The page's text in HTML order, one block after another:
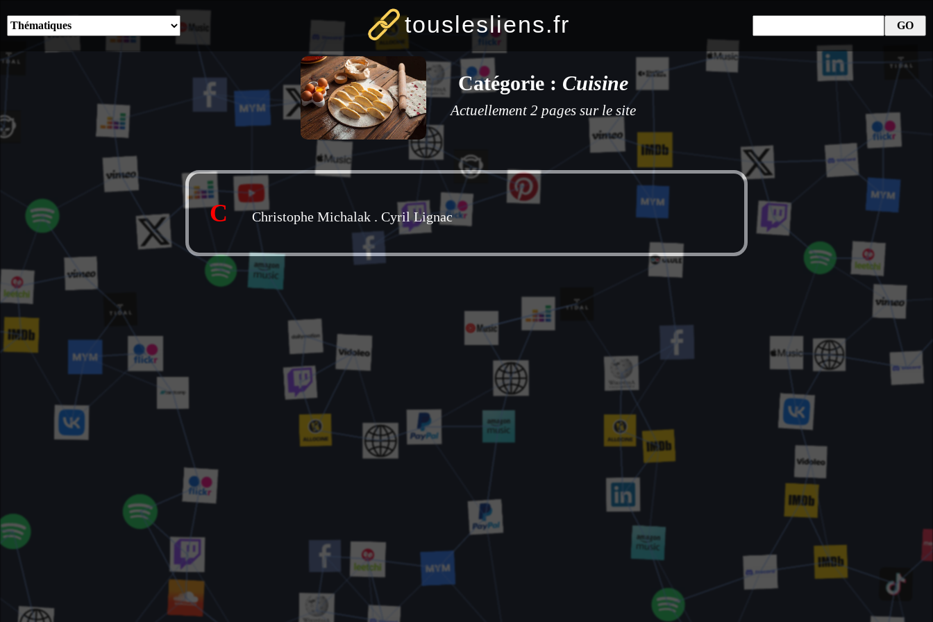
touslesliens.fr
Catégorie : Cuisine
Actuellement 2 pages sur le site
C Christophe Michalak . Cyril Lignac